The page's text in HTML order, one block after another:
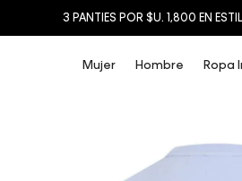
3 PANTIES POR $U. 1,800 EN
Mujer Hombre Ropa